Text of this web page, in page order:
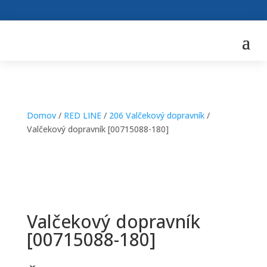
Domov/ RED LINE/ 206 Valčekový dopravník/
Valčekový dopravník [00715088-180]
Valčekový dopravník
[00715088-180]